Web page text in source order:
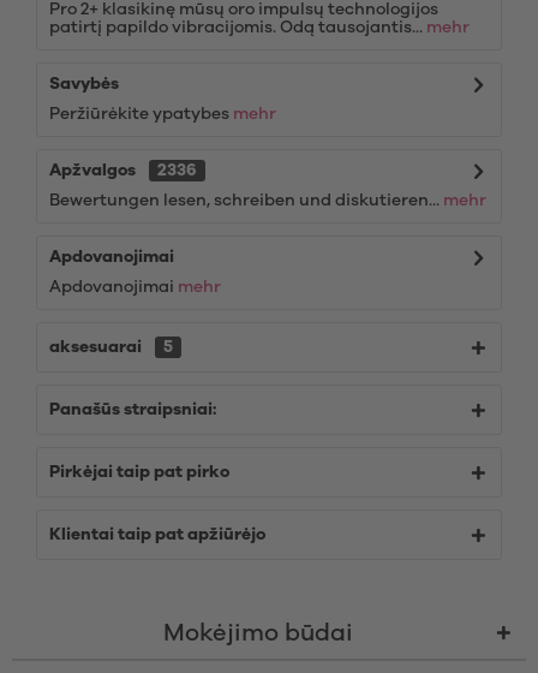
Pro 2+ klasikinę mūsų oro impulsų technologijos
patirtį papildo vibracijomis. Odą tausojantis... mehr
Savybės
Peržiūrėkite ypatybes mehr
Apžvalgos
2336
Bewertungen lesen, schreiben und diskutieren... mehr
Apdovanojimai
Apdovanojimai mehr
aksesuarai 5
Panašūs straipsniai:
Pirkėjai taip pat pirko
Klientai taip pat apžiūrėjo
Mokėjimo būdai